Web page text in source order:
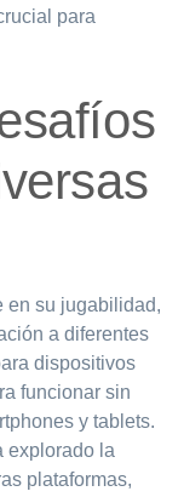
para
en su jugabilidad,
a diferentes
dispositivos
funcionar sin
y tablets.
explorado la
plataformas,